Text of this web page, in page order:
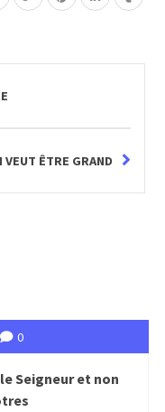
VEUT ÊTRE GRAND
0
Seigneur et non